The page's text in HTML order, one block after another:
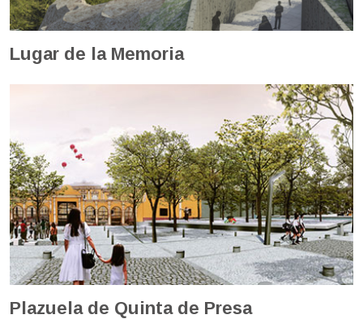
Lugar de la Memoria
Plazuela de Quinta de Presa